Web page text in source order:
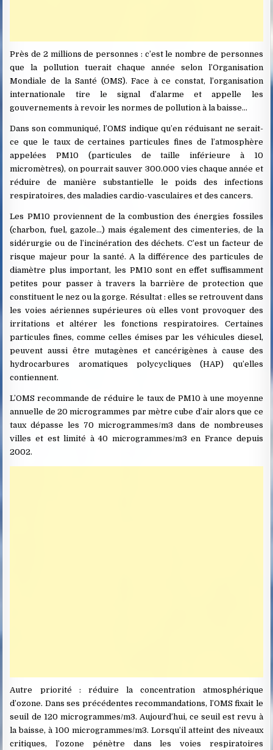
Près de 2 millions de personnes : c’est le nombre de personnes
que la pollution tuerait chaque année selon l’Organisation
Mondiale de la Santé (OMS). Face à ce constat, l’organisation
internationale tire le signal d’alarme et appelle les
gouvernements à revoir les normes de pollution à la baisse…
Dans son communiqué, l’OMS indique qu’en réduisant ne serait-
ce que le taux de certaines particules fines de l’atmosphère
appelées PM10 (particules de taille inférieure à 10
micromètres), on pourrait sauver 300.000 vies chaque année et
réduire de manière substantielle le poids des infections
respiratoires, des maladies cardio-vasculaires et des cancers.
Les PM10 proviennent de la combustion des énergies fossiles
(charbon, fuel, gazole…) mais également des cimenteries, de la
sidérurgie ou de l’incinération des déchets. C’est un facteur de
risque majeur pour la santé. A la différence des particules de
diamètre plus important, les PM10 sont en effet suffisamment
petites pour passer à travers la barrière de protection que
constituent le nez ou la gorge. Résultat : elles se retrouvent dans
les voies aériennes supérieures où elles vont provoquer des
irritations et altérer les fonctions respiratoires. Certaines
particules fines, comme celles émises par les véhicules diesel,
peuvent aussi être mutagènes et cancérigènes à cause des
hydrocarbures aromatiques polycycliques (HAP) qu’elles
contiennent.
L’OMS recommande de réduire le taux de PM10 à une moyenne
annuelle de 20 microgrammes par mètre cube d’air alors que ce
taux dépasse les 70 microgrammes/m3 dans de nombreuses
villes et est limité à 40 microgrammes/m3 en France depuis
2002.
Autre priorité : réduire la concentration atmosphérique
d’ozone. Dans ses précédentes recommandations, l’OMS fixait le
seuil de 120 microgrammes/m3. Aujourd’hui, ce seuil est revu à
la baisse, à 100 microgrammes/m3. Lorsqu’il atteint des niveaux
critiques, l’ozone pénètre dans les voies respiratoires